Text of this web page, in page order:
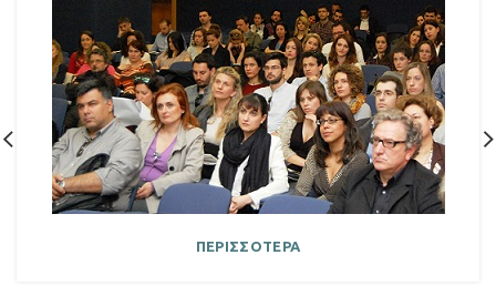
ΠΕΡΙΣΣΟΤΕΡΑ